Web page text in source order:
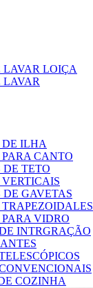
LOIÇA
DE ILHA
CANTO
DE TETO
GAVETAS
VIDRO
INTRGRAÇÃO
COZINHA